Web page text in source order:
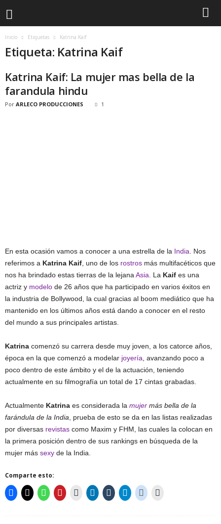
Inicio Etiquetas Katrina Kaif
Etiqueta: Katrina Kaif
Katrina Kaif: La mujer mas bella de la
farandula hindu
Por ARLECO PRODUCCIONES 1
En esta ocasión vamos a conocer a una estrella de la India . Nos
referimos a Katrina Kaif , uno de los rostros más multifacéticos que
nos ha brindado estas tierras de la lejana Asia . La Kaif es una
actriz y modelo de 26 años que ha participado en varios éxitos en
la industria de Bollywood, la cual gracias al boom mediático que ha
mantenido en los últimos años está dando a conocer en el resto
del mundo a sus principales artistas.
Katrina comenzó su carrera desde muy joven, a los catorce años,
época en la que comenzó a modelar joyería , avanzando poco a
poco dentro de este ámbito y el de la actuación, teniendo
actualmente en su filmografía un total de 17 cintas grabadas.
Actualmente Katrina es considerada la mujer más bella de la
farándula de la India , prueba de esto se da en las listas realizadas
por diversas revistas como Maxim y FHM, las cuales la colocan en
la primera posición dentro de sus rankings en búsqueda de la
mujer más sexy de la India.
Comparte esto: